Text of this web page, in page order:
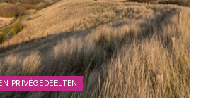
PRIVÉGEDEELTEN